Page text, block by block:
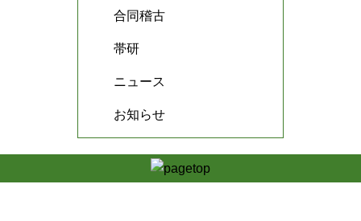
合同稽古
帯研
ニュース
お知らせ